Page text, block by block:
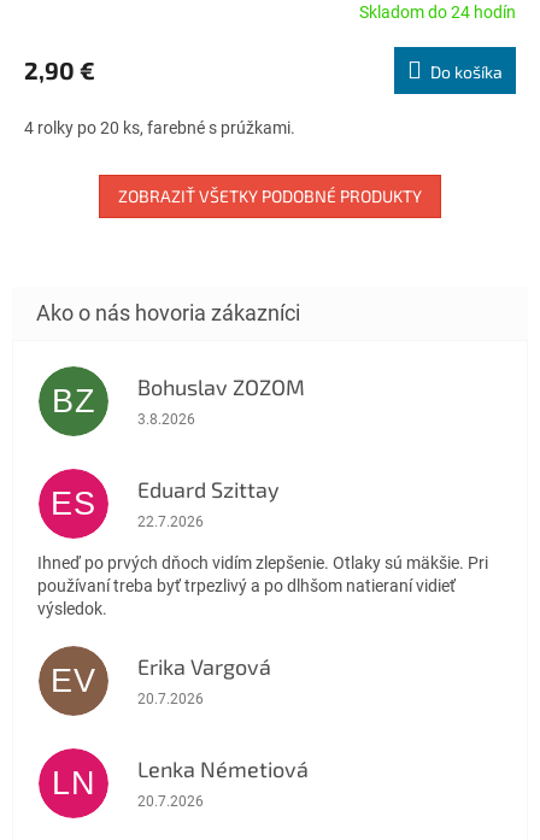
produktu
je
z
hviezdičiek.
Skladom do 24 hodín
2,90 € Do košíka
4 rolky po 20 ks, farebné s prúžkami.
ZOBRAZIŤ VŠETKY PODOBNÉ PRODUKTY
BZ Bohuslav ZOZOM
Hodnotenie obchodu je 5 z 5 hviezdičiek.
3.8.2026
ES Eduard Szittay
Hodnotenie obchodu je 5 z 5 hviezdičiek.
22.7.2026
Ihneď po prvých dňoch vidím zlepšenie. Otlaky sú mäkšie. Pri
používaní treba byť trpezlivý a po dlhšom natieraní vidieť
výsledok.
EV Erika Vargová
Hodnotenie obchodu je 5 z 5 hviezdičiek.
20.7.2026
LN Lenka Németiová
Hodnotenie obchodu je 5 z 5 hviezdičiek.
20.7.2026